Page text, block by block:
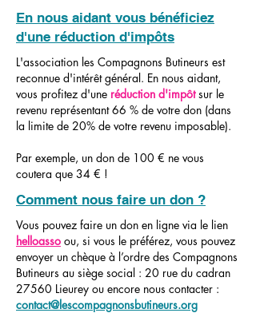
En nous aidant vous bénéficiez
d'une réduction d'impôts
L'association les Compagnons Butineurs est
reconnue d'intérêt général. En nous aidant,
vous profitez d'une réduction d'impôtsur le
revenu représentant 66 % de votre don (dans
la limite de 20% de votre revenu imposable).
Par exemple, un don de 100 € ne vous
coutera que 34 € !
Comment nous faire un don ?
Vous pouvez faire un don en ligne via le lien
helloasso ou, si vous le préférez, vous pouvez
envoyer un chèque à l’ordre des Compagnons
Butineurs au siège social : 20 rue du cadran
27560 Lieurey ou encore nous contacter :
contact@lescompagnonsbutineurs.org